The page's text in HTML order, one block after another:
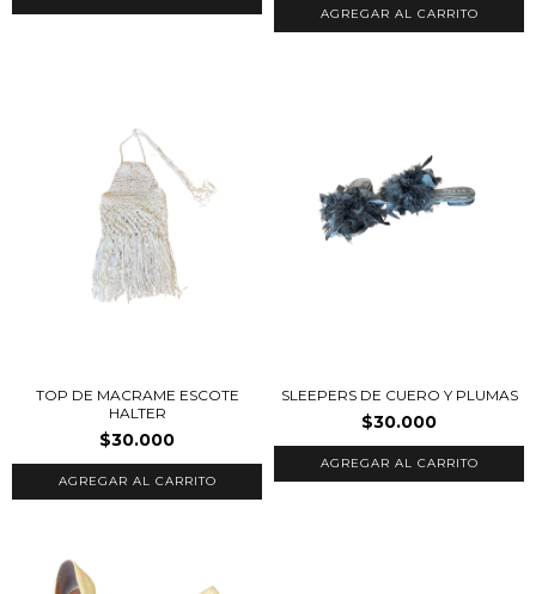
TOP DE MACRAME ESCOTE
HALTER
$30.000
SLEEPERS DE CUERO Y PLUMAS
$30.000
AGREGAR AL CARRITO